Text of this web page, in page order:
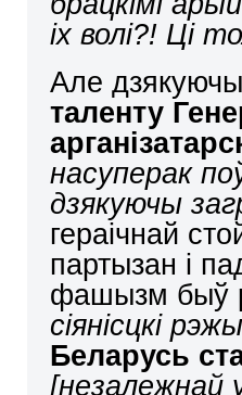
іх волі?! Ці
Але
таленту
насуперак
дзякуючы
гераічнай
партызан і
фашызм быў
сіянісцкі
Беларусь
[незалежнай